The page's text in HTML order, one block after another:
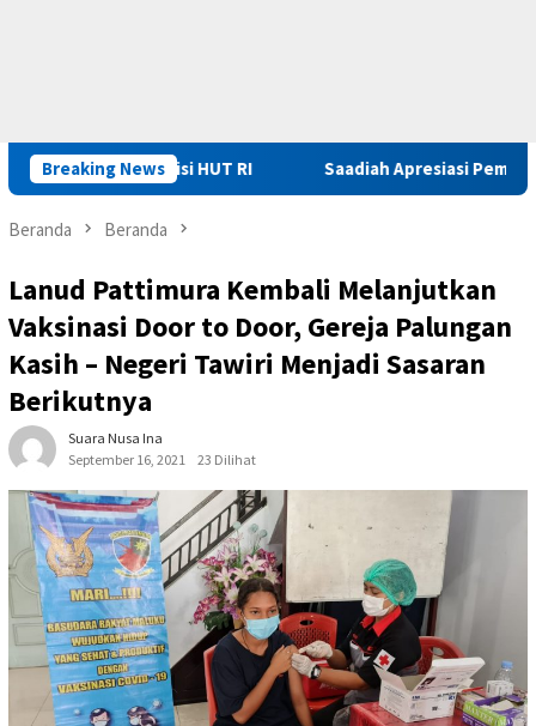
Breaking News
Remisi HUT RI Saadiah Apresiasi Pembinaan dan
Beranda Beranda
Lanud Pattimura Kembali Melanjutkan
Vaksinasi Door to Door, Gereja Palungan
Kasih – Negeri Tawiri Menjadi Sasaran
Berikutnya
Suara Nusa Ina
September 16, 2021
23 Dilihat